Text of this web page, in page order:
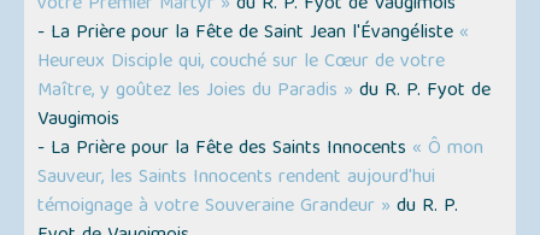
- La Prière pour la Fête de Saint Jean l'Évangéliste «
Heureux Disciple qui, couché sur le Cœur de votre
Maître, y goûtez les Joies du Paradis » du R. P. Fyot de
Vaugimois
- La Prière pour la Fête des Saints Innocents « Ô mon
Sauveur, les Saints Innocents rendent aujourd'hui
témoignage à votre Souveraine Grandeur » du R. P.